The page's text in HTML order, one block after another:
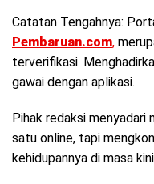
Catatan Tengahnya:
Pembaruan.com,
terverifikasi.
gawai dengan aplikasi.
Pihak redaksi menyadari
satu online, tapi
kehidupannya di masa